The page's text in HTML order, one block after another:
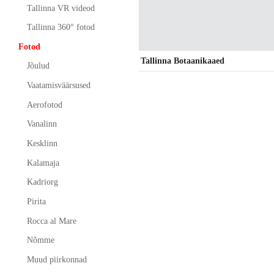
Tallinna VR videod
Tallinna 360° fotod
Fotod
Jõulud
Vaatamisväärsused
Aerofotod
Vanalinn
Kesklinn
Kalamaja
Kadriorg
Pirita
Rocca al Mare
Nõmme
Muud piirkonnad
Tallinna Botaanikaaed